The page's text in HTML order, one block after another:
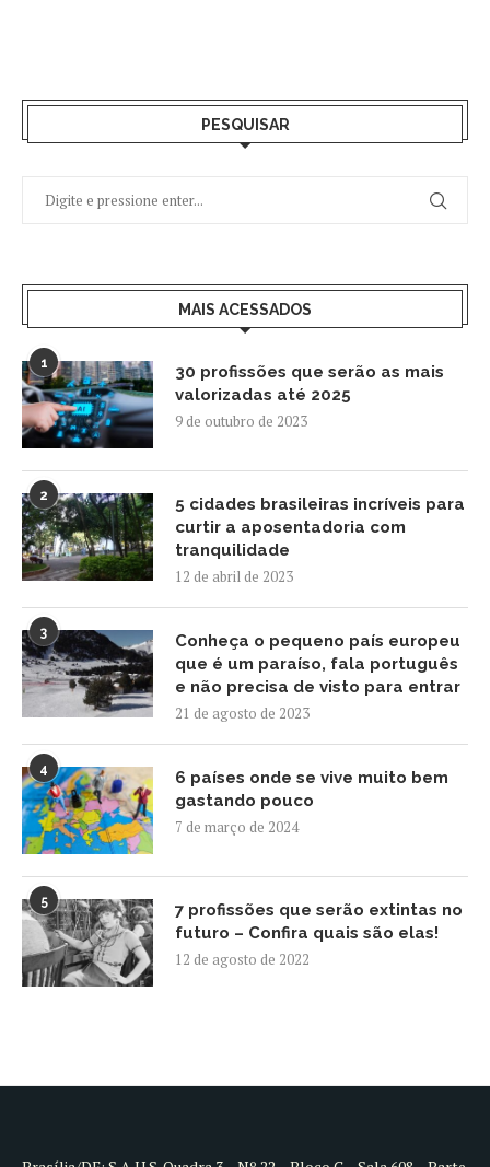
PESQUISAR
MAIS ACESSADOS
1
30 profissões que serão as mais
valorizadas até 2025
9 de outubro de 2023
2
5 cidades brasileiras incríveis para
curtir a aposentadoria com
tranquilidade
12 de abril de 2023
3
Conheça o pequeno país europeu
que é um paraíso, fala português
e não precisa de visto para entrar
21 de agosto de 2023
4
6 países onde se vive muito bem
gastando pouco
7 de março de 2024
5
7 profissões que serão extintas no
futuro – Confira quais são elas!
12 de agosto de 2022